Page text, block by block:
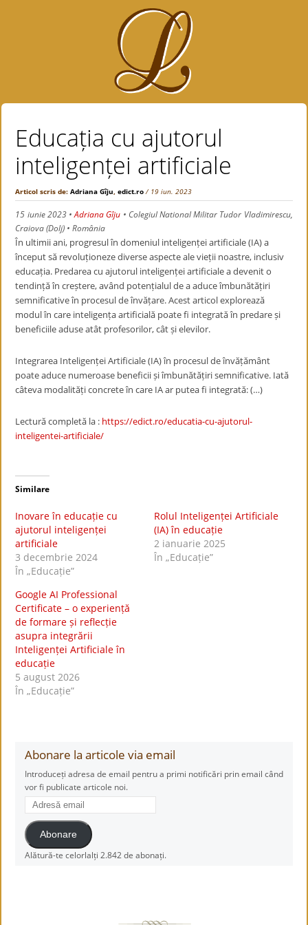
Educația cu ajutorul
inteligenței artificiale
Articol scris de:Adriana Gîju,edict.ro / 19 iun. 2023
15 iunie 2023•Adriana Gîju • Colegiul National Militar Tudor Vladimirescu,
Craiova (Dolj) • România
În ultimii ani, progresul în domeniul inteligenței artificiale (IA) a
început să revoluționeze diverse aspecte ale vieții noastre, inclusiv
educația. Predarea cu ajutorul inteligenței artificiale a devenit o
tendință în creștere, având potențialul de a aduce îmbunătățiri
semnificative în procesul de învățare. Acest articol explorează
modul în care inteligența artificială poate fi integrată în predare și
beneficiile aduse atât profesorilor, cât și elevilor.
Integrarea Inteligenței Artificiale (IA) în procesul de învățământ
poate aduce numeroase beneficii și îmbunătățiri semnificative. Iată
câteva modalități concrete în care IA ar putea fi integrată: (…)
Lectură completă la : https://edict.ro/educatia-cu-ajutorul-
inteligentei-artificiale/
Similare
Inovare în educație cu
ajutorul inteligenței
artificiale
3 decembrie 2024
În „Educație”
Rolul Inteligenței Artificiale
(IA) în educație
2 ianuarie 2025
În „Educație”
Google AI Professional
Certificate – o experiență
de formare și reflecție
asupra integrării
Inteligenței Artificiale în
educație
5 august 2026
În „Educație”
Abonare la articole via email
Introduceți adresa de email pentru a primi notificări prin email când
vor fi publicate articole noi.
Adresă
email
Abonare
Alătură-te celorlalți 2.842 de abonați.